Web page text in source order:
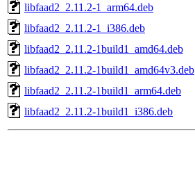
libfaad2_2.11.2-1_arm64.deb
libfaad2_2.11.2-1_i386.deb
libfaad2_2.11.2-1build1_amd64.deb
libfaad2_2.11.2-1build1_amd64v3.deb
libfaad2_2.11.2-1build1_arm64.deb
libfaad2_2.11.2-1build1_i386.deb